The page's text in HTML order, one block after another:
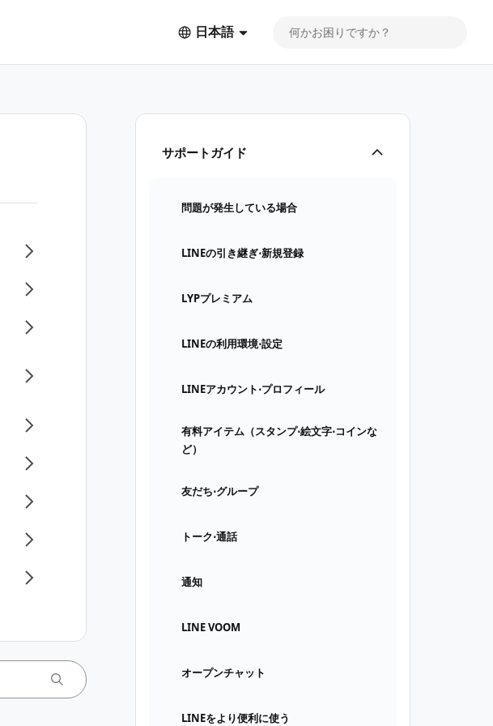
日本語
サポートガイド
問題が発生している場合
LINEの引き継ぎ⋅新規登録
LYPプレミアム
LINEの利用環境⋅設定
LINEアカウント⋅プロフィール
有料アイテム（スタンプ⋅絵文字⋅コインな
ど）
友だち⋅グループ
トーク⋅通話
通知
LINE VOOM
オープンチャット
LINEをより便利に使う